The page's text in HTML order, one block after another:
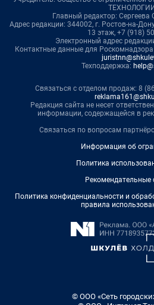
Главный редактор: Сергеева
Адрес редакции: 344002, г. Ростов-на-
13 этаж, +7 (918)
Электронный адрес
Контактные данные для Роскомнадзора
Техподдержка:
Связаться с отделом продаж: 8
Редакция сайта не несет
информации, содержащейся в
Связаться по вопросам
Информация об
Политика
Рекомендательные
Политика конфиденциальности и
правила
© ООО «Сеть